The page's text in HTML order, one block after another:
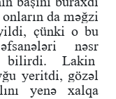
da məğzi
çünki o bu
nəsr
bilirdi. Lakin
yeritdi, gözəl
yenə xalqa